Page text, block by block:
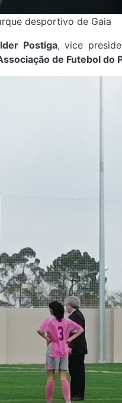
desportivo de Gaia
Postiga, vice
de Futebol do